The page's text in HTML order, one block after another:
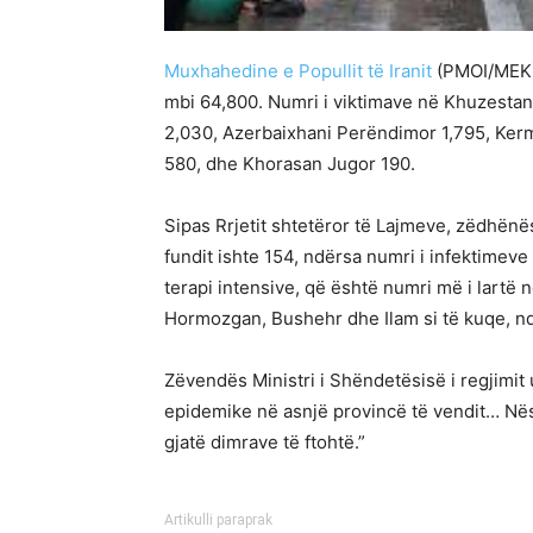
Muxhahedine e Popullit të Iranit (PMOI/
mbi 64,800. Numri i viktimave në
2,030, Azerbaixhani Perëndimor 1,795,
580, dhe Khorasan Jugor 190.
Sipas Rrjetit shtetëror të Lajmeve,
fundit ishte 154, ndërsa numri i
terapi intensive, që është numri më i lartë
Hormozgan, Bushehr dhe Ilam si të kuqe,
Zëvendës Ministri i Shëndetësisë i regjimit
epidemike në asnjë provincë të vendit…
gjatë dimrave të ftohtë.”
Artikulli paraprak